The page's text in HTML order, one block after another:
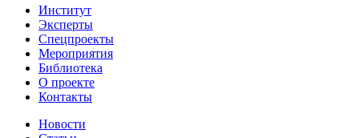
Институт
Эксперты
Спецпроекты
Мероприятия
Библиотека
О проекте
Контакты
Новости